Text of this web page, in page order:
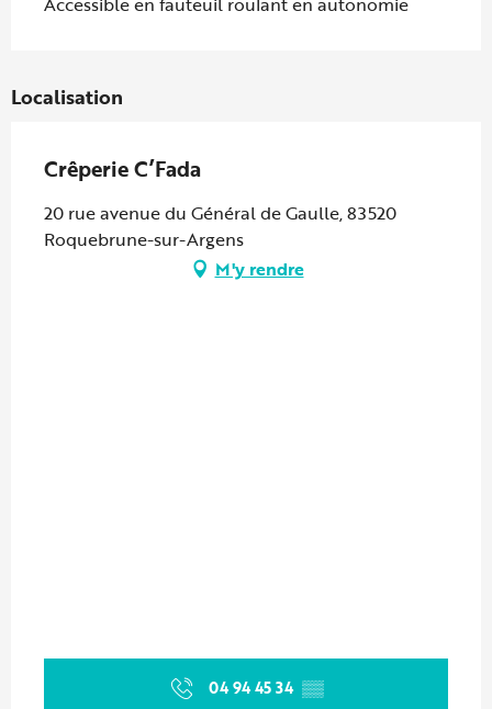
Localisation
Crêperie C’Fada
20 rue avenue du Général de Gaulle, 83520
Roquebrune-sur-Argens
M'y rendre
04 94 45 34 ▒▒